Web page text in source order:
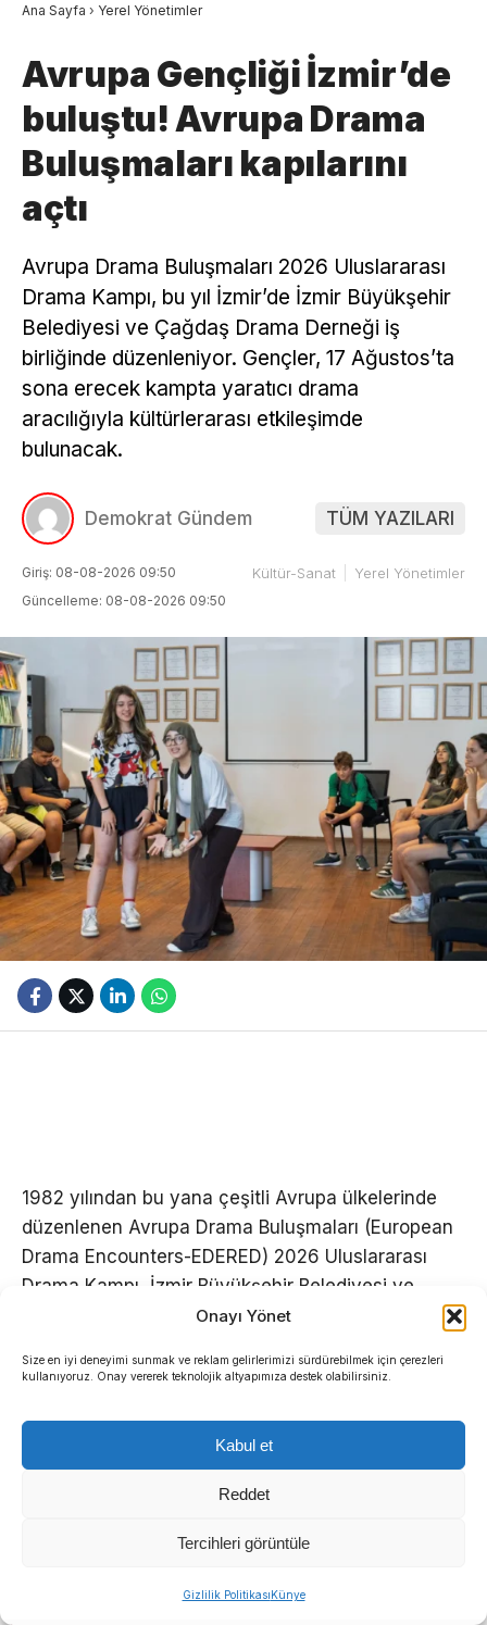
Onayı Yönet
Size en iyi deneyimi sunmak ve reklam gelirlerimizi sürdürebilmek için çerezleri
kullanıyoruz. Onay vererek teknolojik altyapımıza destek olabilirsiniz.
Kabul et
Reddet
Tercihleri görüntüle
Gizlilik PolitikasıKünye
Ana Sayfa › Yerel Yönetimler
Avrupa Gençliği İzmir’de
buluştu! Avrupa Drama
Buluşmaları kapılarını
açtı
Avrupa Drama Buluşmaları 2026 Uluslararası
Drama Kampı, bu yıl İzmir’de İzmir Büyükşehir
Belediyesi ve Çağdaş Drama Derneği iş
birliğinde düzenleniyor. Gençler, 17 Ağustos’ta
sona erecek kampta yaratıcı drama
aracılığıyla kültürlerarası etkileşimde
bulunacak.
Demokrat Gündem TÜM YAZILARI
Giriş: 08-08-2026 09:50
Güncelleme: 08-08-2026 09:50
Kültür-Sanat Yerel Yönetimler
1982 yılından bu yana çeşitli Avrupa ülkelerinde
düzenlenen Avrupa Drama Buluşmaları (European
Drama Encounters-EDERED) 2026 Uluslararası
Drama Kampı, İzmir Büyükşehir Belediyesi ve
Çağdaş Drama Derneği arasında imzalanan iş
Gençlik ve Spor Yerleşkesi’nde gerçekleştiriliyor.
İngiltere, Almanya, Yunanistan gibi çeşitli Avrupa
ülkelerinden gençlerin katıldığı buluşma, yaratıcı
drama ile gençleri bir araya getirerek kültürlerarası
Kütüphaneler Şube Müdürlüğü’ne bağlı